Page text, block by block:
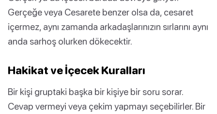
Gerçeğe veya Cesarete benzer olsa da, cesaret
içermez, aynı zamanda arkadaşlarınızın sırlarını aynı
anda sarhoş olurken dökecektir.
Hakikat ve İçecek Kuralları
Bir kişi gruptaki başka bir kişiye bir soru sorar.
Cevap vermeyi veya çekim yapmayı seçebilirler. Bir